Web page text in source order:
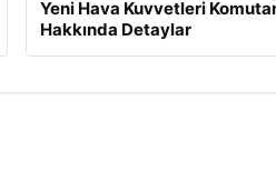
Yeni Hava Kuvvetleri
Hakkında Detaylar